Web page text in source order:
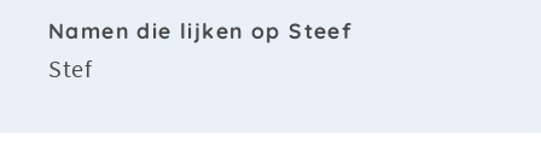
Namen die lijken op Steef
Stef